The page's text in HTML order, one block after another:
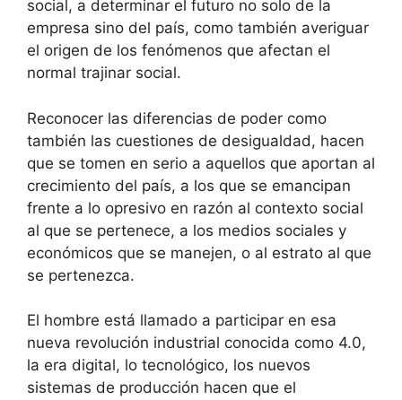
social, a determinar el futuro no solo de la
empresa sino del país, como también averiguar
el origen de los fenómenos que afectan el
normal trajinar social.
Reconocer las diferencias de poder como
también las cuestiones de desigualdad, hacen
que se tomen en serio a aquellos que aportan al
crecimiento del país, a los que se emancipan
frente a lo opresivo en razón al contexto social
al que se pertenece, a los medios sociales y
económicos que se manejen, o al estrato al que
se pertenezca.
El hombre está llamado a participar en esa
nueva revolución industrial conocida como 4.0,
la era digital, lo tecnológico, los nuevos
sistemas de producción hacen que el